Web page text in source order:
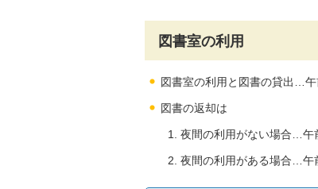
図書室の利用
図書室の利用と図書の貸出…
図書の返却は
夜間の利用がない場合…午
夜間の利用がある場合…午